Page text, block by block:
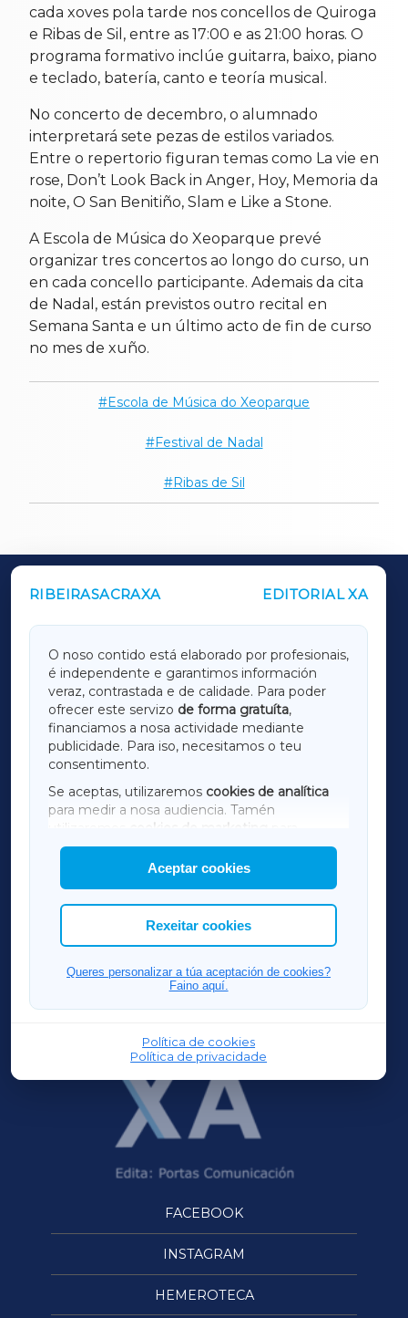
cada xoves pola tarde nos concellos de Quiroga
e Ribas de Sil, entre as 17:00 e as 21:00 horas. O
programa formativo inclúe guitarra, baixo, piano
e teclado, batería, canto e teoría musical.
No concerto de decembro, o alumnado
interpretará sete pezas de estilos variados.
Entre o repertorio figuran temas como La vie en
rose, Don’t Look Back in Anger, Hoy, Memoria da
noite, O San Benitiño, Slam e Like a Stone.
A Escola de Música do Xeoparque prevé
organizar tres concertos ao longo do curso, un
en cada concello participante. Ademais da cita
de Nadal, están previstos outro recital en
Semana Santa e un último acto de fin de curso
no mes de xuño.
Escola de Música do Xeoparque
Festival de Nadal
Ribas de Sil
RIBEIRASACRAXA EDITORIAL XA
O noso contido está elaborado por profesionais,
é independente e garantimos información
veraz, contrastada e de calidade. Para poder
ofrecer este servizo de forma gratuíta,
financiamos a nosa actividade mediante
publicidade. Para iso, necesitamos o teu
consentimento.
Se aceptas, utilizaremos cookies de analítica
para medir a nosa audiencia. Tamén
utilizaremos
cookies de marketing
mostrar publicidade de terceiros.
Así mesmo, podes personalizar a elección das
cookies que desexas permitir.
Aceptar cookies
Rexeitar cookies
Queres personalizar a túa aceptación de cookies?
Faino aquí.
Política de cookies
Política de privacidade
OUTROS PERIÓDICOS
LUGOXA
TERRACHAXA
AMARIÑAXA
RIBEIRASACRAXA
ACORUÑAXA
FERROLXA
OURENSEXA
FACEBOOK
INSTAGRAM
HEMEROTECA